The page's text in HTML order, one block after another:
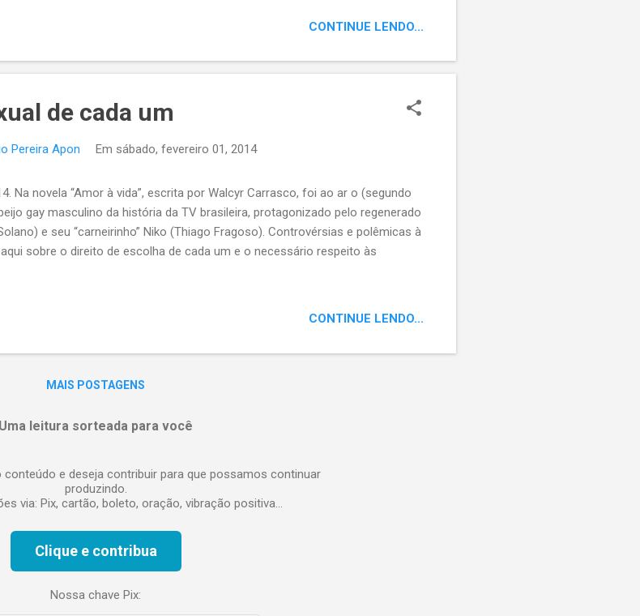
CONTINUE LENDO...
de cada um
Pereira Apon Em sábado, fevereiro 01, 2014
Na novela “Amor à vida”, escrita por Walcyr Carrasco, foi ao ar o (segundo
gay masculino da história da TV brasileira, protagonizado pelo regenerado
e seu “carneirinho” Niko (Thiago Fragoso). Controvérsias e polêmicas à
sobre o direito de escolha de cada um e o necessário respeito às
CONTINUE LENDO...
MAIS POSTAGENS
Uma leitura sorteada para você
e deseja contribuir para que possamos continuar
produzindo.
via: Pix, cartão, boleto, oração, vibração positiva...
Clique e contribua
Nossa chave Pix: